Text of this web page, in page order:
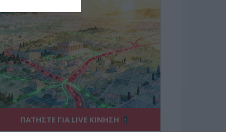
ΠΑΤΗΣΤΕ ΓΙΑ LIVE ΚΙΝΗΣΗ